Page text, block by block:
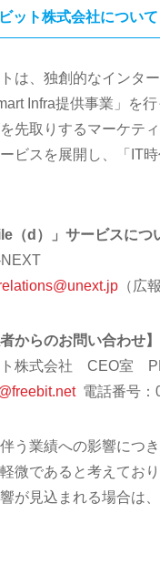
ット株式会社について
は、独創的なインタ
Infra提供事業」を
先取りするマーケテ
ービスを展開し、「IT
（d）」サービスにつ
（広
からのお問い合わせ】
ト株式会社 CEO室
電話番号：
う業績への影響につき
微であると考えており
が見込まれる場合は